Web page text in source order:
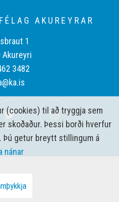
AKUREYRAR
1
Akureyri
3482
(cookies) til að tryggja sem
skoðaður. Þessi borði hverfur
Þú getur breytt stillingum á
nánar